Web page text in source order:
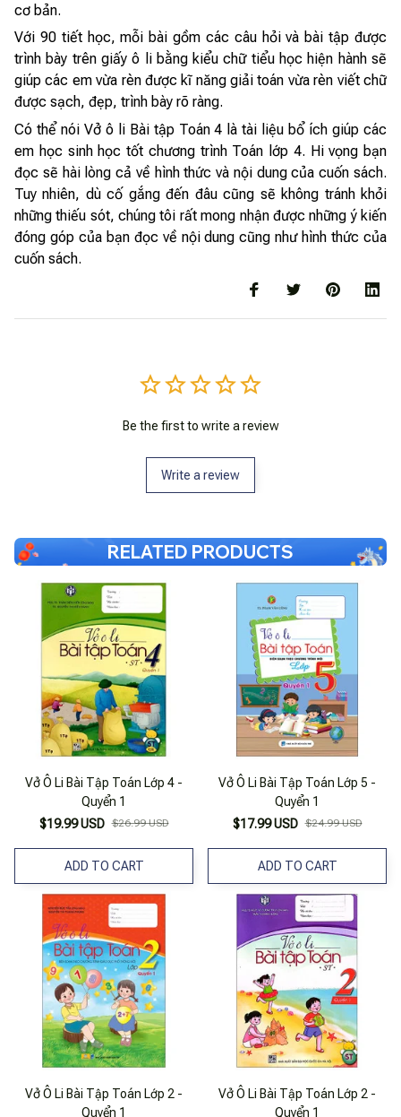
cơ bản.
Với 90 tiết học, mỗi bài gồm các câu hỏi và bài tập được
trình bày trên giấy ô li bằng kiểu chữ tiểu học hiện hành sẽ
giúp các em vừa rèn được kĩ năng giải toán vừa rèn viết chữ
được sạch, đẹp, trình bày rõ ràng.
Có thể nói Vở ô li Bài tập Toán 4 là tài liệu bổ ích giúp các
em học sinh học tốt chương trình Toán lớp 4. Hi vọng bạn
đọc sẽ hài lòng cả về hình thức và nội dung của cuốn sách.
Tuy nhiên, dù cố gắng đến đâu cũng sẽ không tránh khỏi
những thiếu sót, chúng tôi rất mong nhận được những ý kiến
đóng góp của bạn đọc về nội dung cũng như hình thức của
cuốn sách.
Be the first to write a review
Write a review
RELATED PRODUCTS
Vở Ô Li Bài Tập Toán Lớp 4 -
Quyển 1
$19.99 USD $26.99 USD
ADD TO CART
Vở Ô Li Bài Tập Toán Lớp 5 -
Quyển 1
$17.99 USD $24.99 USD
ADD TO CART
Vở Ô Li Bài Tập Toán Lớp 2 -
Quyển 1
Vở Ô Li Bài Tập Toán Lớp 2 -
Quyển 1